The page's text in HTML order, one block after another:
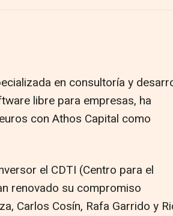
en consultoría y
libre para empresas, ha
con Athos Capital como
el CDTI (Centro para el
renovado su compromiso
Carlos Cosín, Rafa Garrido y